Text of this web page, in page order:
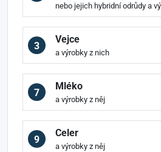
nebo jejich hybridní odrůdy a
3
Vejce
a výrobky z nich
7
Mléko
a výrobky z něj
9
Celer
a výrobky z něj